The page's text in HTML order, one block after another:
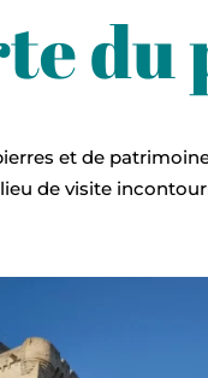
et de
de visite
lez Avignon, © C.Poirier